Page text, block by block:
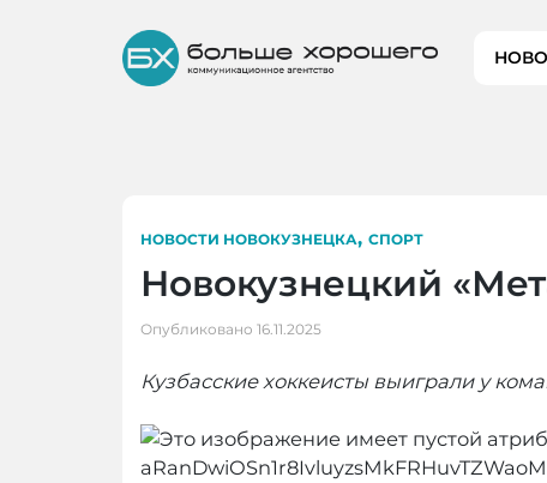
НОВОСТИ НОВОКУЗНЕЦКА, СПОРТ
Новокузнецкий
Опубликовано 16.11.2025
Кузбасские хоккеисты выиграли у